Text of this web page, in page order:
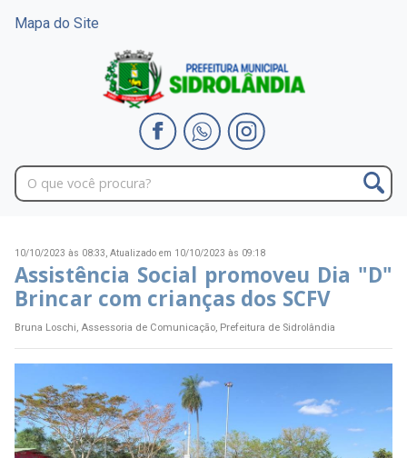
Mapa do Site
10/10/2023 às 08:33, Atualizado em 10/10/2023 às 09:18
Assistência Social promoveu Dia "D"
Brincar com crianças dos SCFV
Bruna Loschi, Assessoria de Comunicação, Prefeitura de Sidrolândia